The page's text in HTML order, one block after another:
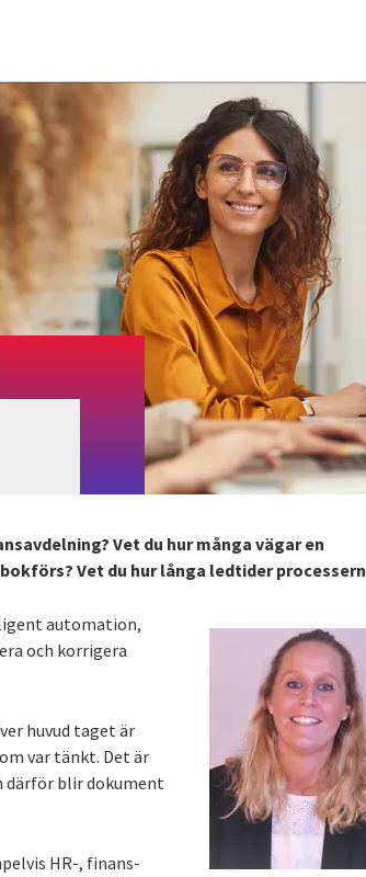
Vet du hur många vägar en
Vet du hur långa ledtider
automation,
och korrigera
huvud taget är
var tänkt. Det är
därför blir dokument
HR-, finans-